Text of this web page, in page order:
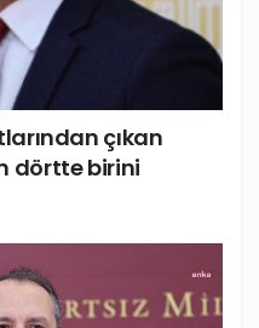
çıkan
dörtte birini